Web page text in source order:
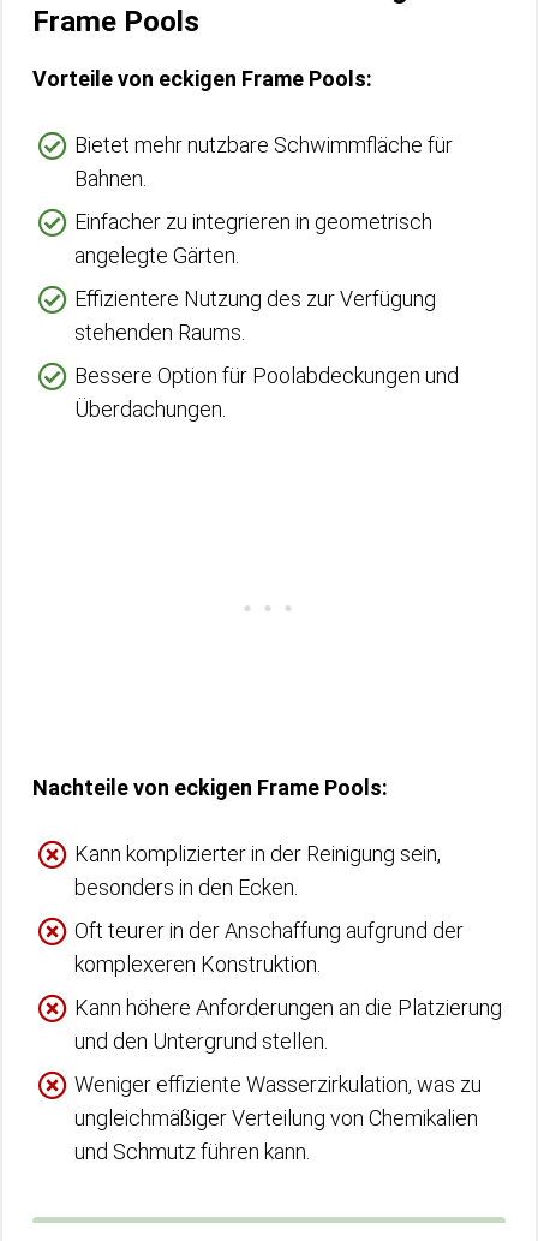
Frame Pools
Vorteile von eckigen Frame Pools:
Bietet mehr nutzbare Schwimmfläche für
Bahnen.
Einfacher zu integrieren in geometrisch
angelegte Gärten.
Effizientere Nutzung des zur Verfügung
stehenden Raums.
Bessere Option für Poolabdeckungen und
Überdachungen.
Nachteile von eckigen Frame Pools:
Kann komplizierter in der Reinigung sein,
besonders in den Ecken.
Oft teurer in der Anschaffung aufgrund der
komplexeren Konstruktion.
Kann höhere Anforderungen an die Platzierung
und den Untergrund stellen.
Weniger effiziente Wasserzirkulation, was zu
ungleichmäßiger Verteilung von Chemikalien
und Schmutz führen kann.